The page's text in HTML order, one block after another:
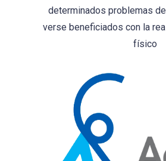
determinados problemas
verse beneficiados con la
físico